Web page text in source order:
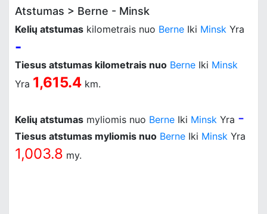
Atstumas > Berne - Minsk
Kelių atstumas kilometrais nuo Berne Iki Minsk Yra
-
Tiesus atstumas kilometrais nuo Berne Iki Minsk
Yra 1,615.4 km.
Kelių atstumas myliomis nuo Berne Iki Minsk Yra -
Tiesus atstumas myliomis nuo Berne Iki Minsk Yra
1,003.8 my.